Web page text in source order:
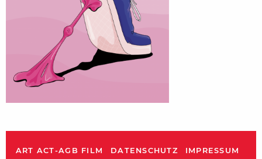
ART ACT-AGB FILM DATENSCHUTZ IMPRESSUM